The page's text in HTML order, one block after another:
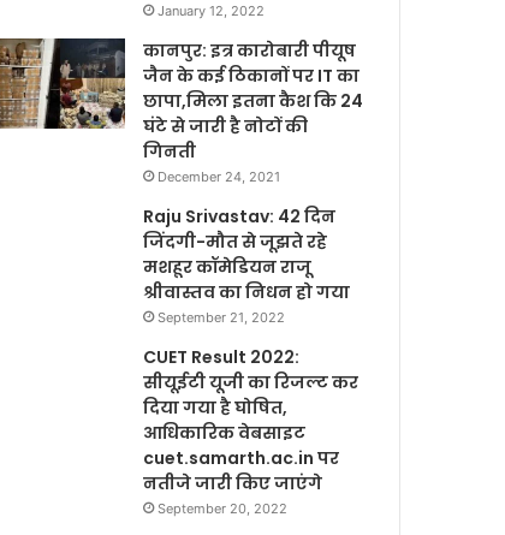
January 12, 2022
कानपुर: इत्र कारोबारी पीयूष
जैन के कई ठिकानों पर IT का
छापा,मिला इतना कैश कि 24
घंटे से जारी है नोटों की
गिनती
December 24, 2021
Raju Srivastav: 42 दिन
जिंदगी-मौत से जूझते रहे
मशहूर कॉमेडियन राजू
श्रीवास्तव का निधन हो गया
September 21, 2022
CUET Result 2022:
सीयूईटी यूजी का रिजल्ट कर
दिया गया है घोषित,
आधिकारिक वेबसाइट
cuet.samarth.ac.in पर
नतीजे जारी किए जाएंगे
September 20, 2022